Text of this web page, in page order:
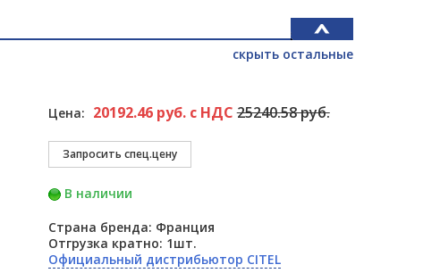
скрыть остальные
Цена: 20192.46 руб. с НДС25240.58 руб.
В наличии
Страна бренда: Франция
Отгрузка кратно: 1шт.
Официальный дистрибьютор CITEL